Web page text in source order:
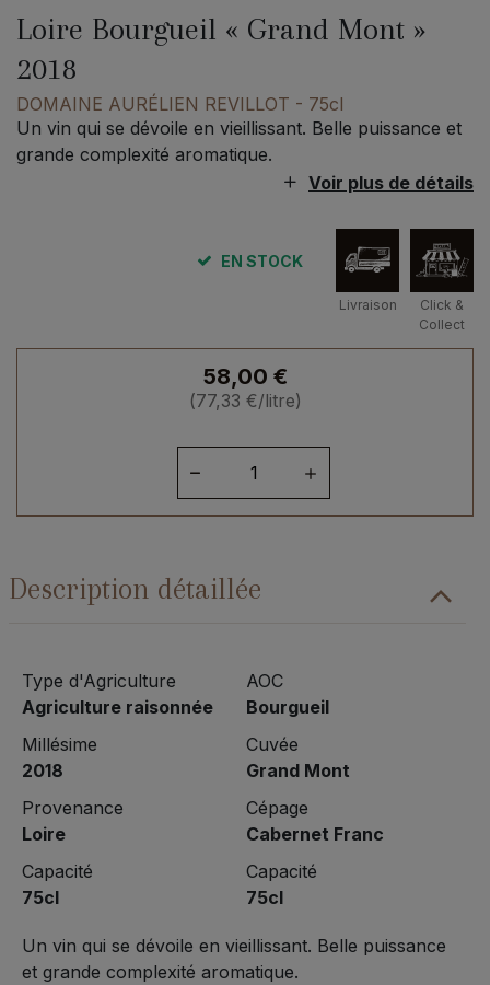
Loire Bourgueil « Grand Mont »
2018
DOMAINE AURÉLIEN REVILLOT - 75cl
Un vin qui se dévoile en vieillissant. Belle puissance et
grande complexité aromatique.
Voir plus de détails
EN STOCK
Livraison
Click &
Collect
58,00 €
(77,33 €/litre)
Loire
Mont"
Description détaillée
Type d'Agriculture
Agriculture raisonnée
Millésime
2018
Provenance
Loire
Capacité
75cl
AOC
Bourgueil
Cuvée
Grand Mont
Cépage
Cabernet Franc
Capacité
75cl
Un vin qui se dévoile en vieillissant. Belle puissance
et grande complexité aromatique.